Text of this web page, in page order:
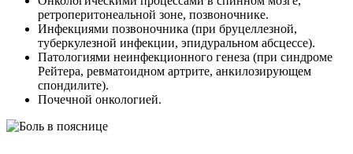
ретроперитонеальной зоне, позвоночнике.
Инфекциями позвоночника (при бруцеллезной,
туберкулезной инфекции, эпидуральном абсцессе).
Патологиями неинфекционного генеза (при синдроме
Рейтера, ревматоидном артрите, анкилозирующем
спондилите).
Почечной онкологией.